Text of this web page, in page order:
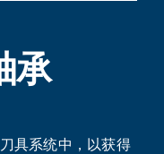
承
具系统中，以获得